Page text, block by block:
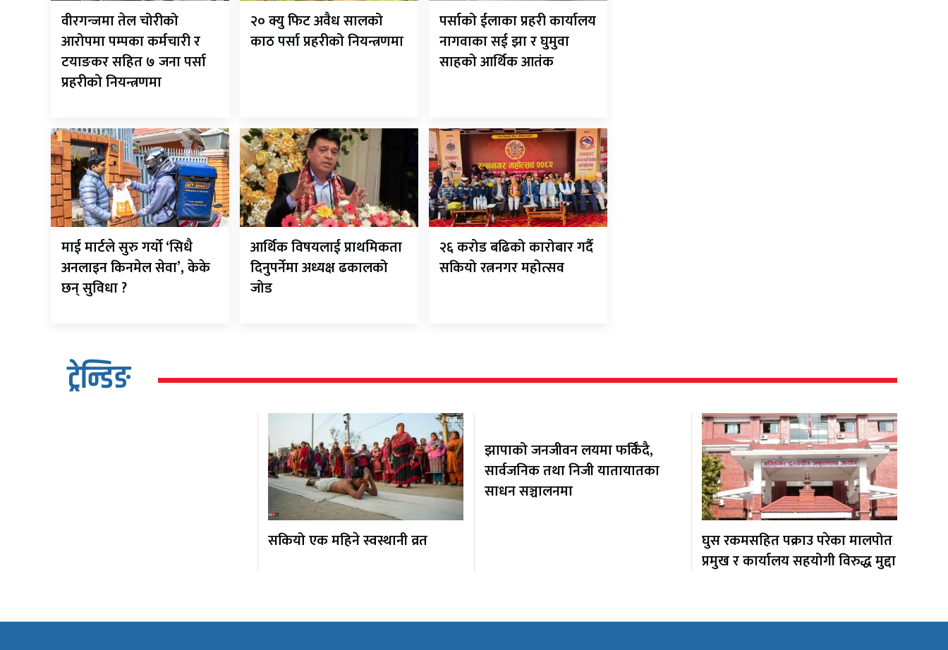
वीरगन्जमा तेल चोरीको
आरोपमा पम्पका कर्मचारी र
टयाङकर सहित ७ जना पर्सा
प्रहरीको नियन्त्रणमा
२० क्यु फिट अवैध सालको
काठ पर्सा प्रहरीको नियन्त्रणमा
पर्साको ईलाका प्रहरी कार्यालय
नागवाका सई झा र घुमुवा
साहको आर्थिक आतंक
माई मार्टले सुरु गर्यो ‘सिधै
अनलाइन किनमेल सेवा’, केके
छन् सुविधा ?
आर्थिक विषयलाई प्राथमिकता
दिनुपर्नेमा अध्यक्ष ढकालको
जोड
२६ करोड बढिको कारोबार गर्दै
सकियो रत्ननगर महोत्सव
ट्रेन्डिङ
सकियो एक महिने स्वस्थानी व्रत
झापाको जनजीवन लयमा फर्किँदै,
सार्वजनिक तथा निजी यातायातका
साधन सञ्चालनमा
घुस रकमसहित पक्राउ परेका मालपोत
प्रमुख र कार्यालय सहयोगी विरुद्ध मुद्दा